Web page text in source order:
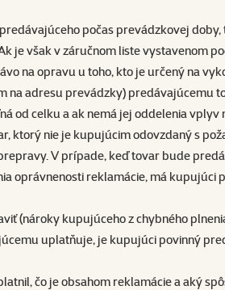
počas prevádzkovej
je však v záručnom liste vystavenom
na opravu u toho, kto je určený na
adresu prevádzky)
od celku a ak nemá jej oddelenia
ktorý nie je kupujúcim odovzdaný s
V prípade, keď tovar bude
oprávnenosti reklamácie, má
(nároky kupujúceho z chybného
uplatňuje, je kupujúci povinný
čo je obsahom reklamácie a aký